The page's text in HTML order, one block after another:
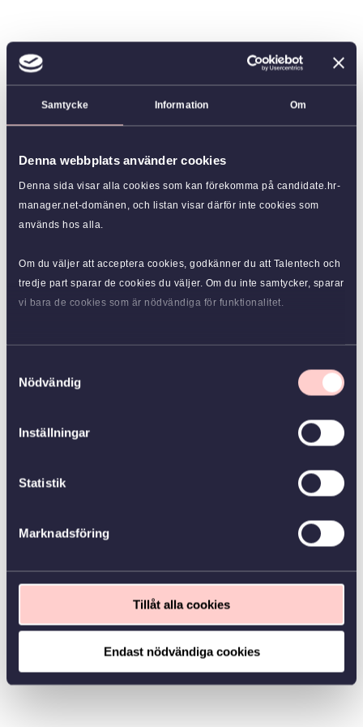
Samtycke Information Om
Denna webbplats använder cookies
Denna sida visar alla cookies som kan förekomma på candidate.hr-
manager.net-domänen, och listan visar därför inte cookies som
används hos alla.
Om du väljer att acceptera cookies, godkänner du att Talentech och
tredje part sparar de cookies du väljer. Om du inte samtycker, sparar
vi bara de cookies som är nödvändiga för funktionalitet.
Nödvändig
Inställningar
Statistik
Marknadsföring
Tillåt alla cookies
Endast nödvändiga cookies